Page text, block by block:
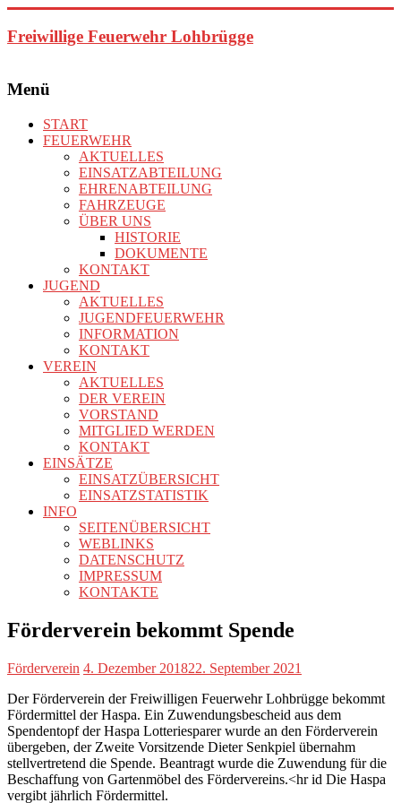
Inhalt
springen
Freiwillige Feuerwehr Lohbrügge
Menü
START
FEUERWEHR
AKTUELLES
EINSATZABTEILUNG
EHRENABTEILUNG
FAHRZEUGE
ÜBER UNS
HISTORIE
DOKUMENTE
KONTAKT
JUGEND
AKTUELLES
JUGENDFEUERWEHR
INFORMATION
KONTAKT
VEREIN
AKTUELLES
DER VEREIN
VORSTAND
MITGLIED WERDEN
KONTAKT
EINSÄTZE
EINSATZÜBERSICHT
EINSATZSTATISTIK
INFO
SEITENÜBERSICHT
WEBLINKS
DATENSCHUTZ
IMPRESSUM
KONTAKTE
Förderverein bekommt Spende
Förderverein 4. Dezember 201822. September 2021
Der Förderverein der Freiwilligen Feuerwehr Lohbrügge bekommt
Fördermittel der Haspa. Ein Zuwendungsbescheid aus dem
Spendentopf der Haspa Lotteriesparer wurde an den Förderverein
übergeben, der Zweite Vorsitzende Dieter Senkpiel übernahm
stellvertretend die Spende. Beantragt wurde die Zuwendung für die
Beschaffung von Gartenmöbel des Fördervereins.<hr id Die Haspa
vergibt jährlich Fördermittel.